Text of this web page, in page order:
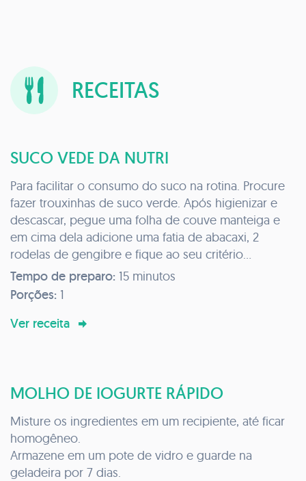
RECEITAS
SUCO VEDE DA NUTRI
Para facilitar o consumo do suco na rotina. Procure
fazer trouxinhas de suco verde. Após higienizar e
descascar, pegue uma folha de couve manteiga e
em cima dela adicione uma fatia de abacaxi, 2
rodelas de gengibre e fique ao seu critério
adicionar outros ingrediente como: maçã, cenoura,
hortelã...
Ao colocar todo os ingredientes em cima da folha
da couve manteiga, feche como se fosse um
suco.
Tempo de preparo: 15 minutos
Porções: 1
Ver receita
MOLHO DE IOGURTE RÁPIDO
Misture os ingredientes em um recipiente, até ficar
homogêneo.
Armazene em um pote de vidro e guarde na
geladeira por 7 dias.